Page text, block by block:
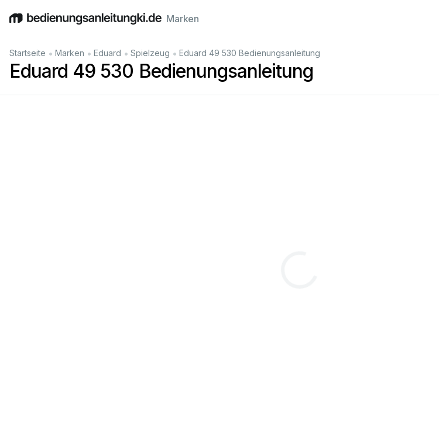
EnglishDeutschEspañolItalianoFrançais
Marken
Startseite • Marken • Eduard • Spielzeug • Eduard 49 530 Bedienungsanleitung
Eduard 49 530 Bedienungsanleitung